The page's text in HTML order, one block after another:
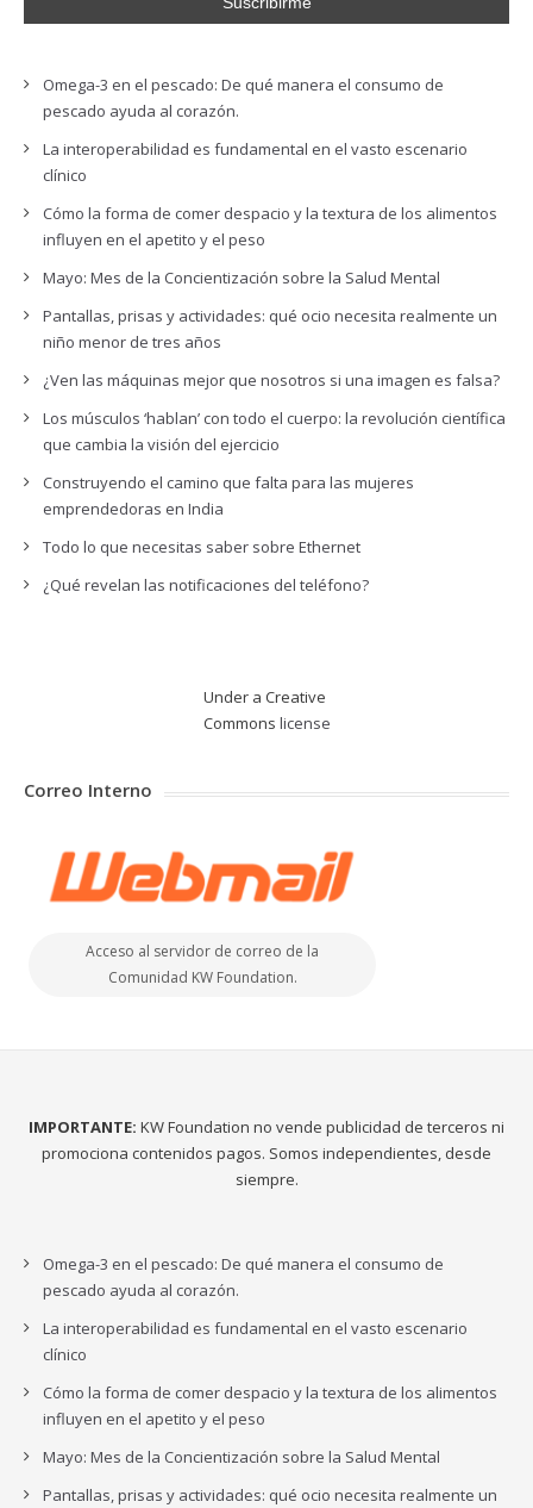
Omega-3 en el pescado: De qué manera el consumo de
pescado ayuda al corazón.
La interoperabilidad es fundamental en el vasto escenario
clínico
Cómo la forma de comer despacio y la textura de los alimentos
influyen en el apetito y el peso
Mayo: Mes de la Concientización sobre la Salud Mental
Pantallas, prisas y actividades: qué ocio necesita realmente un
niño menor de tres años
¿Ven las máquinas mejor que nosotros si una imagen es falsa?
Los músculos ‘hablan’ con todo el cuerpo: la revolución científica
que cambia la visión del ejercicio
Construyendo el camino que falta para las mujeres
emprendedoras en India
Todo lo que necesitas saber sobre Ethernet
¿Qué revelan las notificaciones del teléfono?
Under a Creative
Commons license
Correo Interno
Acceso al servidor de correo de la
Comunidad KW Foundation.
IMPORTANTE: KW Foundation no vende publicidad de terceros ni
promociona contenidos pagos. Somos independientes, desde
siempre.
Omega-3 en el pescado: De qué manera el consumo de
pescado ayuda al corazón.
La interoperabilidad es fundamental en el vasto escenario
clínico
Cómo la forma de comer despacio y la textura de los alimentos
influyen en el apetito y el peso
Mayo: Mes de la Concientización sobre la Salud Mental
Pantallas, prisas y actividades: qué ocio necesita realmente un